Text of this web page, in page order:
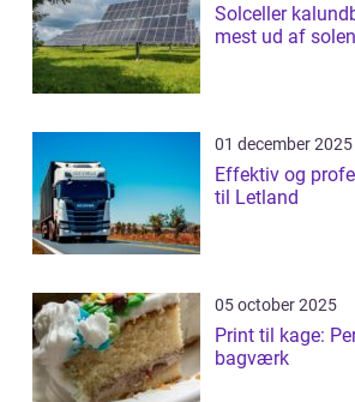
Solceller kalundborg
mest ud af
01 december 2025
Effektiv og
til Letland
05 october 2025
Print til kage:
bagværk